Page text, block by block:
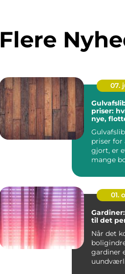
Flere
07.
priser:
nye,
priser for
gjort, er
mange
01.
til det
Når det
gardiner